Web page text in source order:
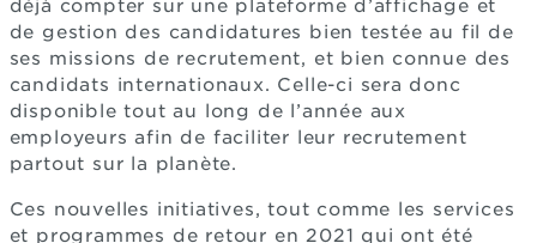
déjà compter sur une plateforme d’affichage et
de gestion des candidatures bien testée au fil de
ses missions de recrutement, et bien connue des
candidats internationaux. Celle-ci sera donc
disponible tout au long de l’année aux
employeurs afin de faciliter leur recrutement
partout sur la planète.
Ces nouvelles initiatives, tout comme les services
et programmes de retour en 2021 qui ont été